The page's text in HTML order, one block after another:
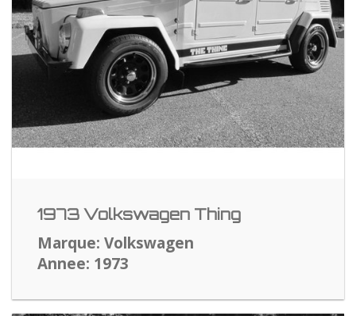
1973 Volkswagen Thing
Marque: Volkswagen
Annee: 1973